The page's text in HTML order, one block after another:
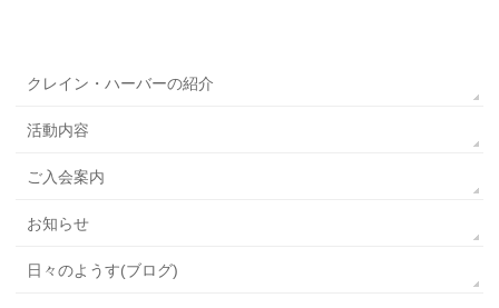
クレイン・ハーバーの紹介
活動内容
ご入会案内
お知らせ
日々のようす(ブログ)